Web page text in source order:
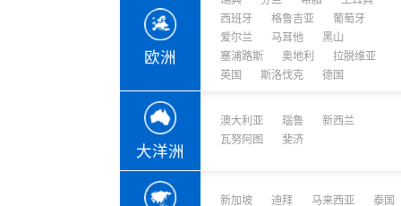
澳大利亚 瑙鲁 新西兰 瓦努
亚洲
新加坡 迪拜 马来西亚
中国香港
菲律宾
塞浦路斯购房移民
捐赠移民
葡萄牙捐赠移民
泰国精英签证
圣基茨捐款护照
马耳他捐款投资护照
新西兰雇主担保(
新西兰雇主担保(
爱尔兰高管居留
欧洲
西班牙
格鲁吉亚
葡萄牙
爱尔兰
马耳他
黑山
塞浦路斯
奥地利
拉脱维亚
英国
斯洛伐克 德国
大洋洲
澳大利亚 瑙鲁
新西兰
瓦努阿图
斐济
新加坡 迪拜 马来西亚
泰国